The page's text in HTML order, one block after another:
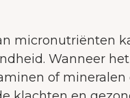
micronutriënten
Wanneer
of